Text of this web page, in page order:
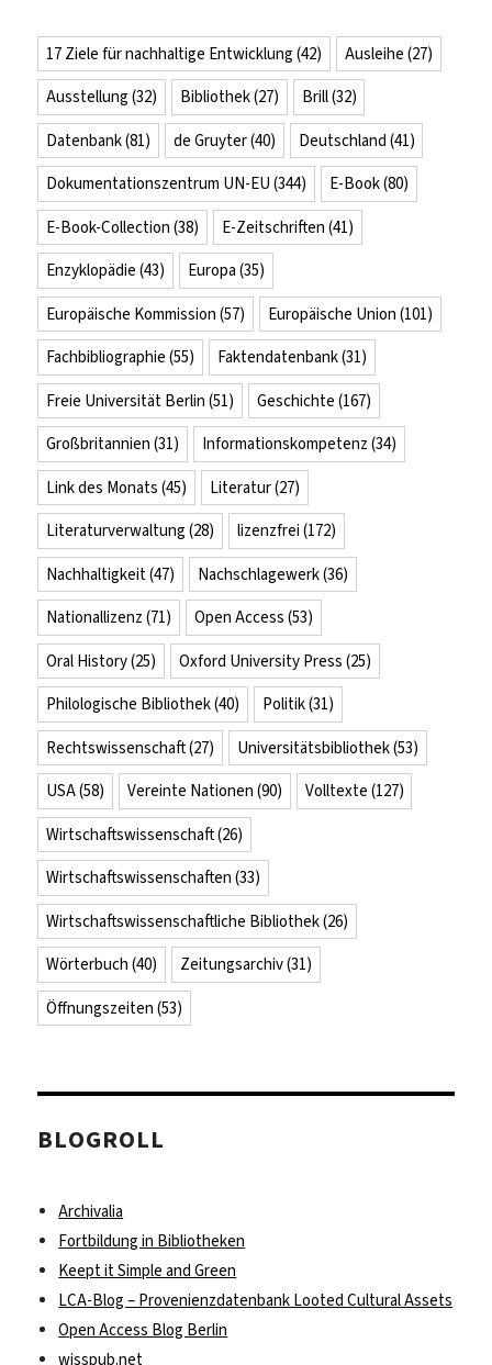
17 Ziele für nachhaltige Entwicklung (42) Ausleihe (27)
Ausstellung (32) Bibliothek(27) Brill(32)
Datenbank(81) de Gruyter(40) Deutschland (41)
Dokumentationszentrum UN-EU (344) E-Book(80)
E-Book-Collection (38) E-Zeitschriften (41)
Enzyklopädie (43) Europa (35)
Europäische Kommission (57) Europäische Union (101)
Fachbibliographie (55) Faktendatenbank(31)
Freie Universität Berlin (51) Geschichte (167)
Großbritannien (31) Informationskompetenz (34)
Link des Monats (45) Literatur(27)
Literaturverwaltung (28) lizenzfrei (172)
Nachhaltigkeit(47) Nachschlagewerk(36)
Nationallizenz (71) Open Access (53)
Oral History(25) Oxford University Press (25)
Philologische Bibliothek(40) Politik(31)
Rechtswissenschaft(27) Universitätsbibliothek(53)
USA(58) Vereinte Nationen (90) Volltexte (127)
Wirtschaftswissenschaft(26)
Wirtschaftswissenschaften (33)
Wirtschaftswissenschaftliche Bibliothek(26)
Wörterbuch (40) Zeitungsarchiv(31)
Öffnungszeiten (53)
BLOGROLL
Archivalia
Fortbildung in Bibliotheken
Keept it Simple and Green
LCA-Blog – Provenienzdatenbank Looted Cultural Assets
Open Access Blog Berlin
wisspub.net